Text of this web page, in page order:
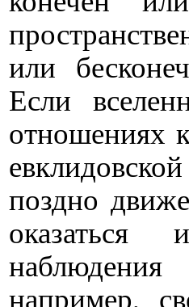
или
Если
отношениях
поздно
оказаться
например,